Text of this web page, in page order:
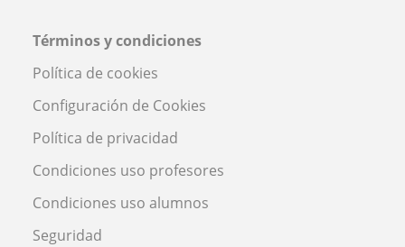
Términos y condiciones
Política de cookies
Configuración de Cookies
Política de privacidad
Condiciones uso profesores
Condiciones uso alumnos
Seguridad